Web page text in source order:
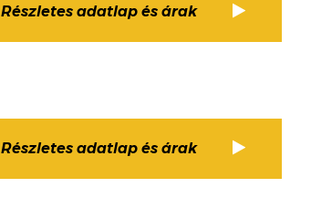
Részletes adatlap és árak
Részletes adatlap és árak